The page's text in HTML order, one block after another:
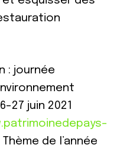
: journée
27 juin 2021
Thème de l’année